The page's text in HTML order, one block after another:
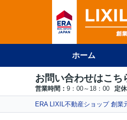
ホーム
お問い合わせはこち
営業時間： 9：00～18：00 定
ERA LIXIL不動産ショップ 創業